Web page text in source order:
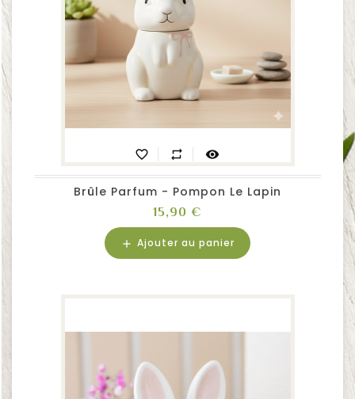
favorite_border repeat visibility
Brûle Parfum - Pompon Le Lapin
Prix
15,90 €
add Ajouter au panier